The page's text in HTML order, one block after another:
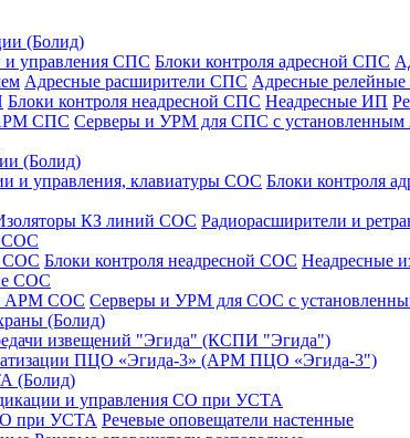
(Болид)
и управления СПС Блоки контроля адресной СПС
Адресные расширители СПС Адресные
Блоки контроля неадресной СПС Неадресные ИП
АРМ СПС Серверы и УРМ для СПС с
(Болид)
и управления, клавиатуры СОС Блоки контроля
КЗ линий СОС Радиорасширители и
СОС
СОС Блоки контроля неадресной СОС Неадресные
СОС
АРМ СОС Серверы и УРМ для СОС с
(Болид)
извещений "Эгида" (КСПИ "Эгида")
ПЦО «Эгида-3» (АРМ ПЦО «Эгида-3")
(Болид)
и управления СО при УСТА
при УСТА Речевые оповещатели настенные